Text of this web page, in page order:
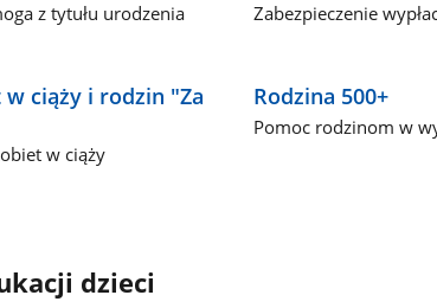
z tytułu urodzenia
Zabezpieczenie
ciąży i rodzin "Za
w ciąży
Rodzina 500+
Pomoc rodzinom w
dzieci